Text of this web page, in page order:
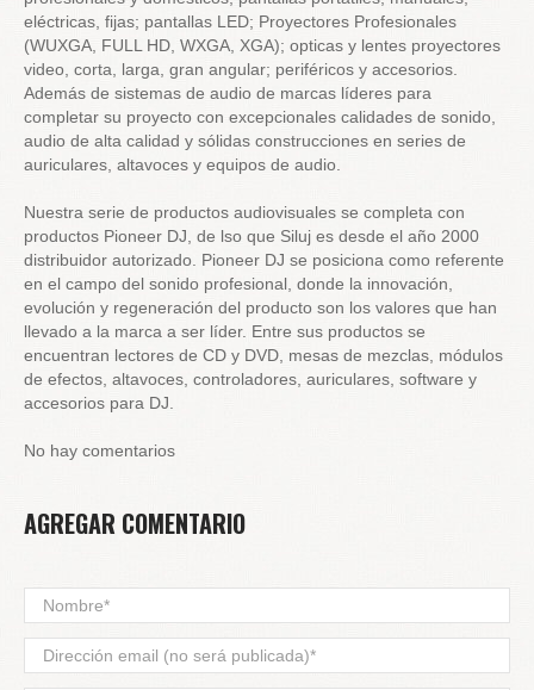
eléctricas, fijas; pantallas LED; Proyectores Profesionales
(WUXGA, FULL HD, WXGA, XGA); opticas y lentes proyectores
video, corta, larga, gran angular; periféricos y accesorios.
Además de sistemas de audio de marcas líderes para
completar su proyecto con excepcionales calidades de sonido,
audio de alta calidad y sólidas construcciones en series de
auriculares, altavoces y equipos de audio.
Nuestra serie de productos audiovisuales se completa con
productos Pioneer DJ, de lso que Siluj es desde el año 2000
distribuidor autorizado. Pioneer DJ se posiciona como referente
en el campo del sonido profesional, donde la innovación,
evolución y regeneración del producto son los valores que han
llevado a la marca a ser líder. Entre sus productos se
encuentran lectores de CD y DVD, mesas de mezclas, módulos
de efectos, altavoces, controladores, auriculares, software y
accesorios para DJ.
No hay comentarios
AGREGAR COMENTARIO